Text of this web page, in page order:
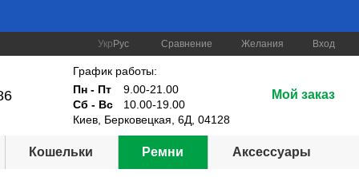
Укр Рус Сравнение Желания Вход
График работы:
Пн - Пт
9.00-21.00
Сб - Вс
10.00-19.00
Киев, Берковецкая, 6Д, 04128
Мой заказ
Кошельки Ремни Аксессуары